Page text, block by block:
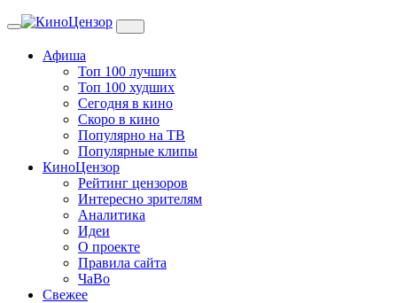
Toggle
Афиша
Топ 100 лучших
Топ 100 худших
Сегодня в кино
Скоро в кино
Популярно на ТВ
Популярные клипы
КиноЦензор
Рейтинг цензоров
Интересно зрителям
Аналитика
Идеи
О проекте
Правила сайта
ЧаВо
Свежее